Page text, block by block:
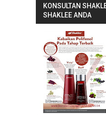
KONSULTAN
SHAKLEE ANDA